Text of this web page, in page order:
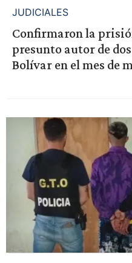
JUDICIALES
Confirmaron la
presunto autor de
Bolívar en el mes de